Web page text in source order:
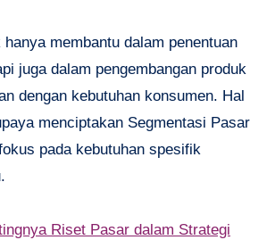
membantu dalam penentuan
juga dalam pengembangan produk
dengan kebutuhan konsumen. Hal
menciptakan Segmentasi Pasar
pada kebutuhan spesifik
Riset Pasar dalam Strategi